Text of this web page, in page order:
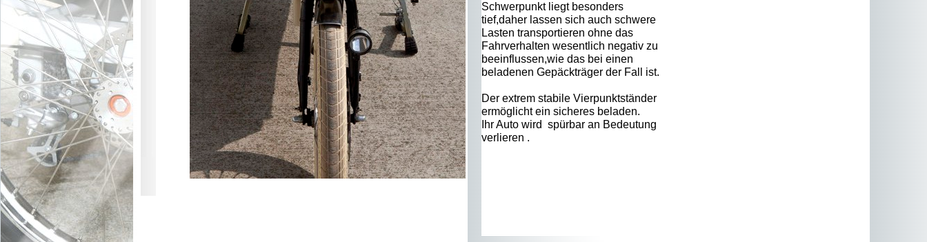
Schwerpunkt liegt besonders
tief,daher lassen sich auch schwere
Lasten transportieren ohne das
Fahrverhalten wesentlich negativ zu
beeinflussen,wie das bei einen
beladenen Gepäckträger der Fall ist.
Der extrem stabile Vierpunktständer
ermöglicht ein sicheres beladen.
Ihr Auto wird spürbar an Bedeutung
verlieren .